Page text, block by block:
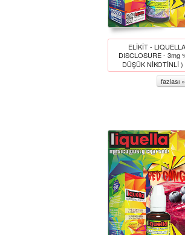
ELİKİT -
DISCLOSURE - 3mg
DÜŞÜK NİKOTİNLİ )
fazlası »